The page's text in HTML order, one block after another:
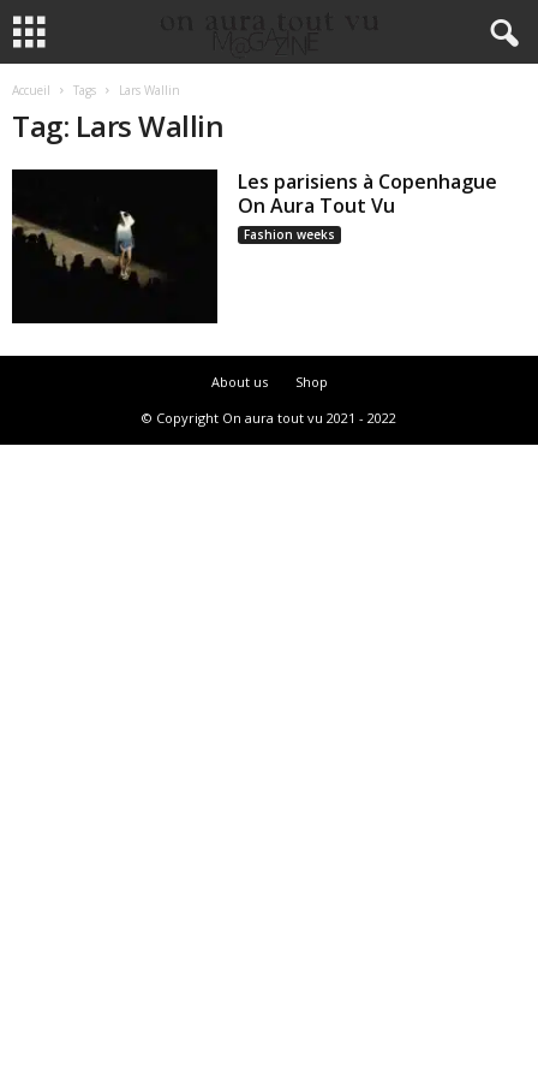
Accueil Tags Lars Wallin
Tag: Lars Wallin
Les parisiens à Copenhague
On Aura Tout Vu
Fashion weeks
About us
Shop
© Copyright On aura tout vu 2021 - 2022